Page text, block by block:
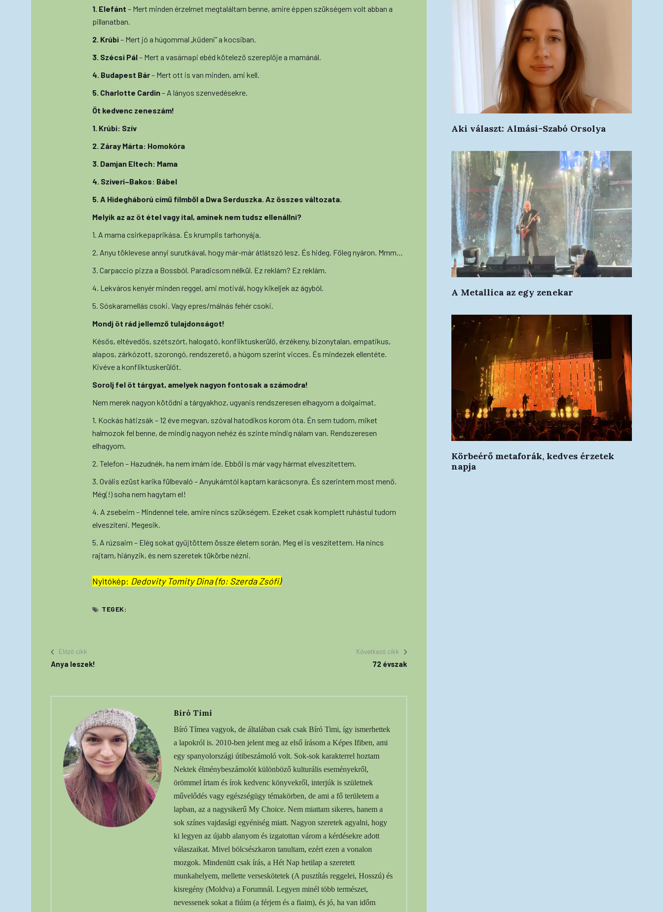
1. Elefánt – Mert minden érzelmet megtaláltam benne, amire éppen szükségem volt abban a
pillanatban.
2. Krúbi– Mert jó a húgommal „kűdeni” a kocsiban.
3. Szécsi Pál– Mert a vasárnapi ebéd kötelező szereplője a mamánál.
4. Budapest Bár– Mert ott is van minden, ami kell.
5. Charlotte Cardin– A lányos szenvedésekre.
Öt kedvenc zeneszám!
1. Krúbi: Szív
2. Záray Márta: Homokóra
3. Damjan Eltech: Mama
4. Sziveri–Bakos: Bábel
5. A Hidegháború című filmből a Dwa Serduszka. Az összes változata.
Melyik az az öt étel vagy ital, aminek nem tudsz ellenállni?
1. A mama csirkepaprikása. És krumplis tarhonyája.
2. Anyu töklevese annyi surutkával, hogy már-már átlátszó lesz. És hideg. Főleg nyáron. Mmm…
3. Carpaccio pizza a Bossból. Paradicsom nélkül. Ez reklám? Ez reklám.
4. Lekváros kenyér minden reggel, ami motivál, hogy kikeljek az ágyból.
5. Sóskaramellás csoki. Vagy epres/málnás fehér csoki.
Mondj öt rád jellemző tulajdonságot!
Késős, eltévedős, szétszórt, halogató, konfliktuskerülő, érzékeny, bizonytalan, empatikus,
alapos, zárkózott, szorongó, rendszerető, a húgom szerint vicces. És mindezek ellentéte.
Kivéve a konfliktuskerülőt.
Sorolj fel öt tárgyat, amelyek nagyon fontosak a számodra!
Nem merek nagyon kötődni a tárgyakhoz, ugyanis rendszeresen elhagyom a dolgaimat.
1. Kockás hátizsák – 12 éve megvan, szóval hatodikos korom óta. Én sem tudom, miket
halmozok fel benne, de mindig nagyon nehéz és szinte mindig nálam van. Rendszeresen
elhagyom.
2. Telefon – Hazudnék, ha nem írnám ide. Ebből is már vagy hármat elveszítettem.
3. Ovális ezüst karika fülbevaló – Anyukámtól kaptam karácsonyra. És szerintem most menő.
Még(!) soha nem hagytam el!
4. A zsebeim – Mindennel tele, amire nincs szükségem. Ezeket csak komplett ruhástul tudom
elveszíteni. Megesik.
5. A rúzsaim – Elég sokat gyűjtöttem össze életem során. Meg el is veszítettem. Ha nincs
rajtam, hiányzik, és nem szeretek tükörbe nézni.
Nyitókép: Dedovity Tomity Dina (fo: Szerda Zsófi)
TEGEK:
Előző cikk
Anya leszek!
Következő cikk
72 évszak
Bíró Timi
Bíró Tímea vagyok, de általában csak csak Bíró Timi, így ismerhettek
a lapokról is. 2010-ben jelent meg az első írásom a Képes Ifiben, ami
egy spanyolországi útibeszámoló volt. Sok-sok karakterrel hoztam
Nektek élménybeszámolót különböző kulturális eseményekről,
örömmel írtam és írok kedvenc könyvekről, interjúk is születnek
művelődés vagy egészségügy témakörben, de ami a fő területem a
lapban, az a nagysikerű My Choice. Nem miattam sikeres, hanem a
sok színes vajdasági egyéniség miatt. Nagyon szeretek agyalni, hogy
ki legyen az újabb alanyom és izgatottan várom a kérdésekre adott
válaszaikat. Mivel bölcsészkaron tanultam, ezért ezen a vonalon
mozgok. Mindenütt csak írás, a Hét Nap hetilap a szeretett
munkahelyem, mellette verseskötetek (A pusztítás reggelei, Hosszú) és
kisregény (Moldva) a Forumnál. Legyen minél több természet,
nevessenek sokat a fiúim (a férjem és a fiaim), és jó, ha van időm
Aki választ: Almási-Szabó Orsolya
A Metallica az egy zenekar
Körbeérő metaforák, kedves érzetek
napja